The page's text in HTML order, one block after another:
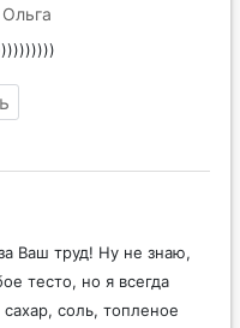
Ольга
Ваш труд! Ну не знаю,
тесто, но я всегда
соль, топленое